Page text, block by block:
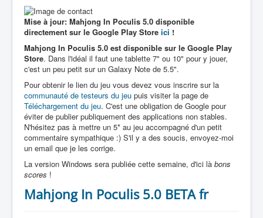
Mise à jour: Mahjong In Poculis 5.0 disponible
directement sur le Google Play Store ici !
Mahjong In Poculis 5.0 est disponible sur le Google Play
Store. Dans l'idéal il faut une tablette 7" ou 10" pour y jouer,
c'est un peu petit sur un Galaxy Note de 5.5".
Pour obtenir le lien du jeu vous devez vous inscrire sur la
communauté de testeurs du jeu puis visiter la page de
Téléchargement du jeu. C'est une obligation de Google pour
éviter de publier publiquement des applications non stables.
N'hésitez pas à mettre un 5* au jeu accompagné d'un petit
commentaire sympathique :) S'il y a des soucis, envoyez-moi
un email que je les corrige.
La version Windows sera publiée cette semaine, d'ici là bons
scores !
Mahjong In Poculis 5.0 BETA fr